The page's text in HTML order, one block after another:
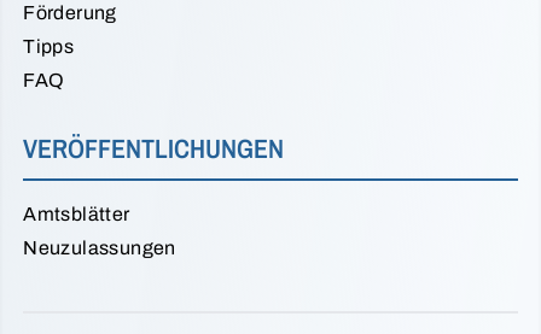
Förderung
Tipps
FAQ
VERÖFFENTLICHUNGEN
Amtsblätter
Neuzulassungen